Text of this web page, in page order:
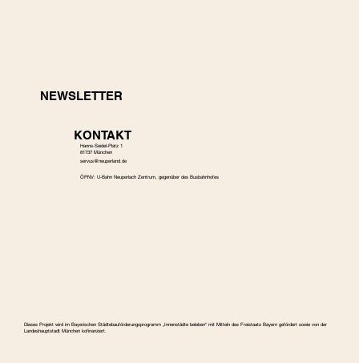
KONTAKT
Hanns-Seidel-Platz 1
81737 München
servus@neuperland.de
ÖPNV: U-Bahn Neuperlach Zentrum, gegenüber des Busbahnhofes
NEWSLETTER
Dieses Projekt wird im Bayerischen Städtebauförderungspro­gramm „Innenstädte beleben“ mit Mitteln des Freistaats Bayern gefördert sowie von der
Landeshauptstadt München kofinanziert.